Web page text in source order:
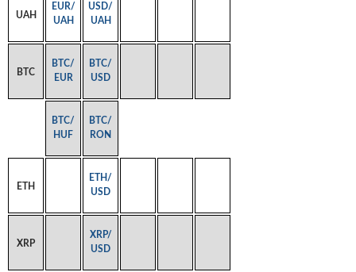
UAH
EUR/
UAH
USD/
UAH
BTC
BTC/
EUR
BTC/
USD
BTC/
HUF
BTC/
RON
ETH
ETH/
USD
XRP
XRP/
USD